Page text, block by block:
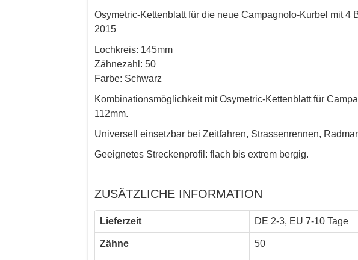
Osymetric-Kettenblatt für die neue Campagnolo-Kurbel mit 4
2015
Lochkreis: 145mm
Zähnezahl: 50
Farbe: Schwarz
Kombinationsmöglichkeit mit Osymetric-Kettenblatt für
112mm.
Universell einsetzbar bei Zeitfahren, Strassenrennen,
Geeignetes Streckenprofil: flach bis extrem bergig.
ZUSÄTZLICHE INFORMATION
Lieferzeit DE 2-3, EU 7-10 Tage
Zähne 50